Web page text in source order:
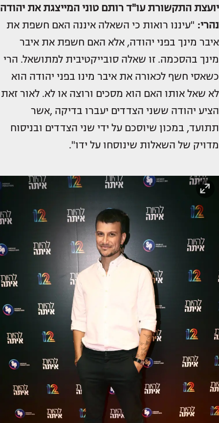
יועצת התקשורת עו"ד רותם טוני המייצגת את יהודה
נהרי: "עיננו רואות כי השאלה איננה האם חשפת את
איבר מינך בפני יהודה, אלא האם חשפת את איבר
מינך בהסכמה. זו שאלה סובייקטיבית למתושאל. הרי
כשאסי חשף לכאורה את איבר מינו בפני יהודה הוא
לא שאל אותו האם הוא מסכים ורוצה או לא. לאור זאת
הציע יהודה ששני הצדדים יעברו בדיקה ,אשר
תתועד, במכון שיוסכם על ידי שני הצדדים ובניסוח
מדויק של השאלות שינוסחו על ידו".